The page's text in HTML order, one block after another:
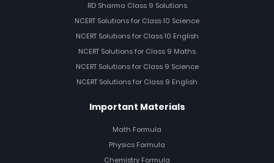
RD Sharma Class 9 Solutions
NCERT Solutions for Class 10 Science
NCERT Solutions for Class 10 English
NCERT Solutions for Class 9 Maths
NCERT Solutions for Class 9 Science
NCERT Solutions for Class 9 English
Important Materials
Math Formula
Physics Formula
Chemistry Formula